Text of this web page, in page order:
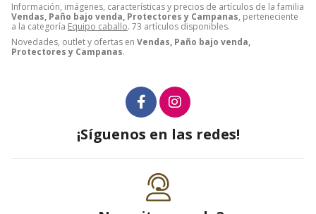
Información, imágenes, características y precios de artículos de la familia
Vendas, Paño bajo venda, Protectores y Campanas, perteneciente
a la categoría Equipo caballo. 73 artículos disponibles.
Novedades, outlet y ofertas en Vendas, Paño bajo venda,
Protectores y Campanas.
¡Síguenos en las redes!